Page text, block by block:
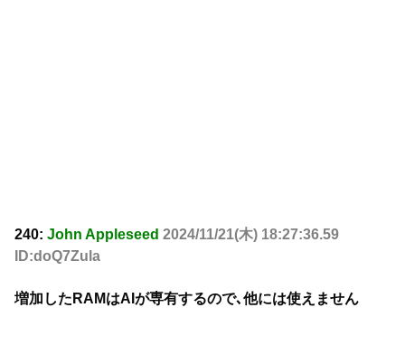
240: John Appleseed 2024/11/21(木) 18:27:36.59
ID:doQ7Zula
増加したRAMはAIが専有するので､他には使えません